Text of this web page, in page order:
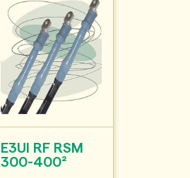
E3UI RF RSM
300-400²